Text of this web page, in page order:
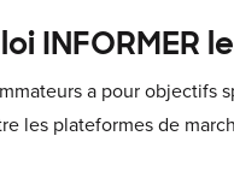
INFORMER
a pour
les plateformes de